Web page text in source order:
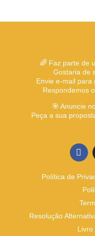
🌈 Faz parte de
Gostaria de
Envie e-mail para
Respondemos
🎯 Anuncie
Peça a sua
Política de
Resolução
Livro